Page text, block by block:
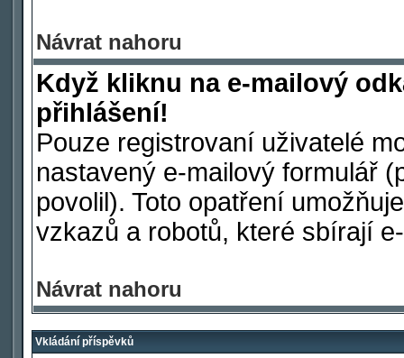
Návrat nahoru
Když kliknu na e-mailový
přihlášení!
Pouze registrovaní uživatelé
nastavený e-mailový formulář
povolil). Toto opatření
vzkazů a robotů, které sbírají
Návrat nahoru
Vkládání příspěvků